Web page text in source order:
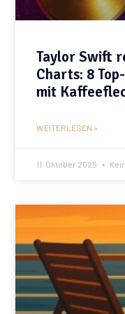
Taylor Swift
Charts: 8
mit
WEITERLESEN »
11. Oktober 2025